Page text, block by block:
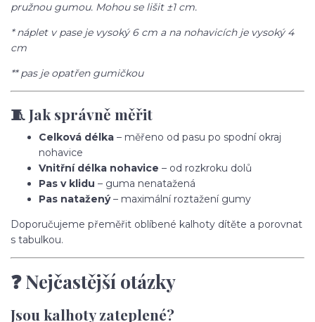
pružnou gumou. Mohou se lišit ±1 cm.
* náplet v pase je vysoký 6 cm a na nohavicích je vysoký 4
cm
** pas je opatřen gumičkou
🧵 Jak správně měřit
Celková délka – měřeno od pasu po spodní okraj
nohavice
Vnitřní délka nohavice – od rozkroku dolů
Pas v klidu – guma nenatažená
Pas natažený– maximální roztažení gumy
Doporučujeme přeměřit oblíbené kalhoty dítěte a porovnat
s tabulkou.
❓ Nejčastější otázky
Jsou kalhoty zateplené?